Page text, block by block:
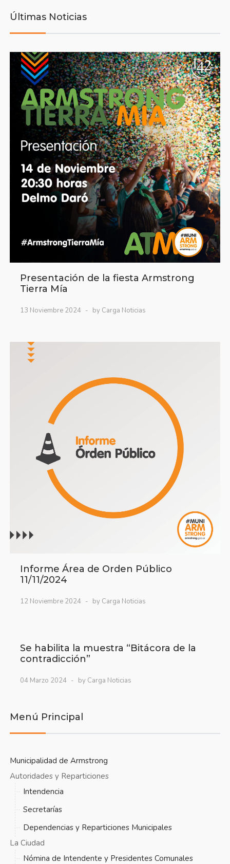
Últimas Noticias
Presentación de la fiesta Armstrong
Tierra Mía
13 Noviembre 2024 by Carga Noticias
Informe Área de Orden Público
11/11/2024
12 Noviembre 2024 by Carga Noticias
Se habilita la muestra “Bitácora de la
contradicción”
04 Marzo 2024 by Carga Noticias
Menú Principal
Municipalidad de Armstrong
Autoridades y Reparticiones
Intendencia
Secretarías
Dependencias y Reparticiones Municipales
La Ciudad
Nómina de Intendente y Presidentes Comunales